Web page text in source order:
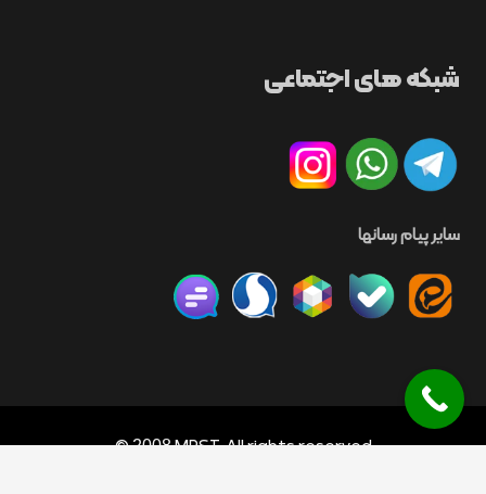
شبکه های اجتماعی
سایر پیام رسانها
©2008MPST. All rights reserved